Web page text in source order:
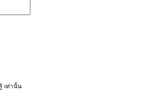
เท่านั้น